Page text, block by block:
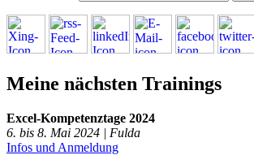
Meine nächsten Trainings
Excel-Kompetenztage 2024
6. bis 8. Mai 2024 | Fulda
Infos und Anmeldung